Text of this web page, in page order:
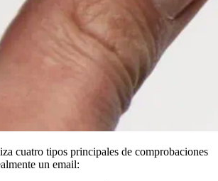
cuatro tipos principales de comprobaciones
un email: